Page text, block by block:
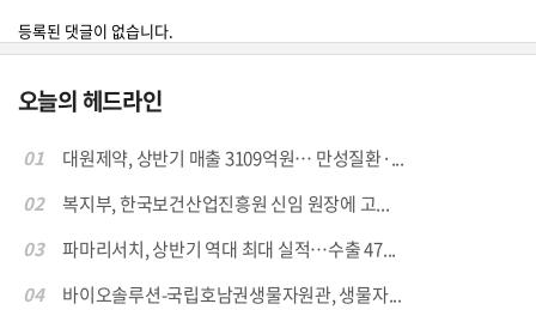
등록된 댓글이 없습니다.
오늘의 헤드라인
01
대원제약, 상반기 매출 3109억원… 만성질환·...
02
복지부, 한국보건산업진흥원 신임 원장에 고...
03
파마리서치, 상반기 역대 최대 실적…수출 47...
04
바이오솔루션-국립호남권생물자원관, 생물자...